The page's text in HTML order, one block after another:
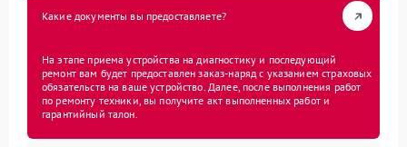
Какие документы вы предоставляете?
На этапе приема устройства на диагностику и последующий
ремонт вам будет предоставлен заказ-наряд с указанием страховых
обязательств на ваше устройство. Далее, после выполнения работ
по ремонту техники, вы получите акт выполненных работ и
гарантийный талон.